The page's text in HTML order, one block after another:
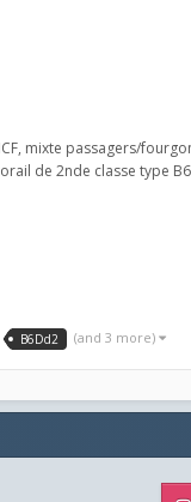
mixte passagers/
de 2nde classe type
B6Dd2 (and 3 more)